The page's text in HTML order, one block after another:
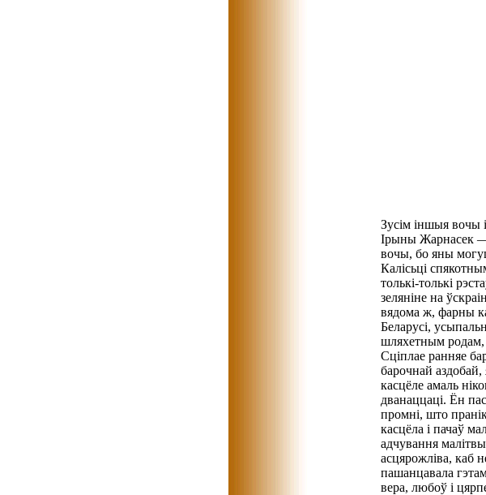
Зусім іншыя вочы
Ірыны Жарнасек —
вочы, бо яны
Калісьці
толькі-толькі
зеляніне на
вядома ж, фарны
Беларусі,
шляхетным родам,
Сціплае ранняе
барочнай
касцёле амаль
дванаццаці. Ён
промні, што
касцёла і пачаў
адчування
асцярожліва, каб
пашанцавала
вера, любоў і